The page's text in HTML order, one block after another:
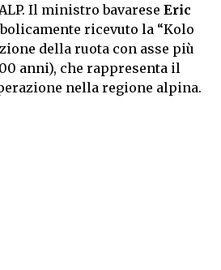
Il ministro bavarese Eric
ricevuto la “Kolo
della ruota con asse più
anni), che rappresenta il
nella regione alpina.